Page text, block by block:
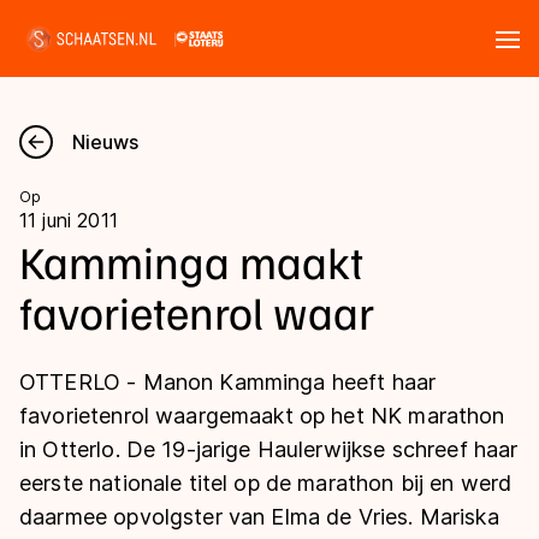
Nieuws
Kalender
Disciplines
Langebaan
Shorttrack
Inlineskaten
Uitslagen
Langebaan
Shorttrack
Marathon
Tijden & historie
Ranglijsten Langebaan
Nieuws
Op
11 juni 2011
Kamminga maakt
favorietenrol waar
OTTERLO - Manon Kamminga heeft haar
favorietenrol waargemaakt op het NK marathon
in Otterlo. De 19-jarige Haulerwijkse schreef haar
eerste nationale titel op de marathon bij en werd
daarmee opvolgster van Elma de Vries. Mariska